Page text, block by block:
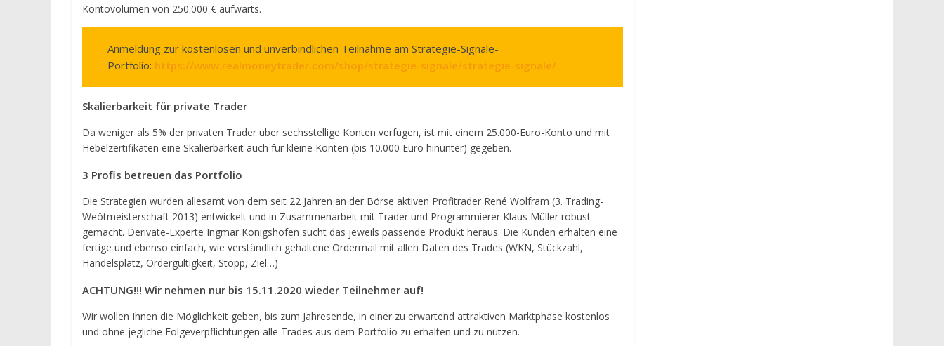
Kontovolumen von 250.000 € aufwärts.
Anmeldung zur kostenlosen und unverbindlichen Teilnahme am Strategie-Signale-
Portfolio: https://www.realmoneytrader.com/shop/strategie-signale/strategie-signale/
Skalierbarkeit für private Trader
Da weniger als 5% der privaten Trader über sechsstellige Konten verfügen, ist mit einem 25.000-Euro-Konto und mit
Hebelzertifikaten eine Skalierbarkeit auch für kleine Konten (bis 10.000 Euro hinunter) gegeben.
3 Profis betreuen das Portfolio
Die Strategien wurden allesamt von dem seit 22 Jahren an der Börse aktiven Profitrader René Wolfram (3. Trading-
Weötmeisterschaft 2013) entwickelt und in Zusammenarbeit mit Trader und Programmierer Klaus Müller robust
gemacht. Derivate-Experte Ingmar Königshofen sucht das jeweils passende Produkt heraus. Die Kunden erhalten eine
fertige und ebenso einfach, wie verständlich gehaltene Ordermail mit allen Daten des Trades (WKN, Stückzahl,
Handelsplatz, Ordergültigkeit, Stopp, Ziel…)
ACHTUNG!!! Wir nehmen nur bis 15.11.2020 wieder Teilnehmer auf!
Wir wollen Ihnen die Möglichkeit geben, bis zum Jahresende, in einer zu erwartend attraktiven Marktphase kostenlos
und ohne jegliche Folgeverpflichtungen alle Trades aus dem Portfolio zu erhalten und zu nutzen.